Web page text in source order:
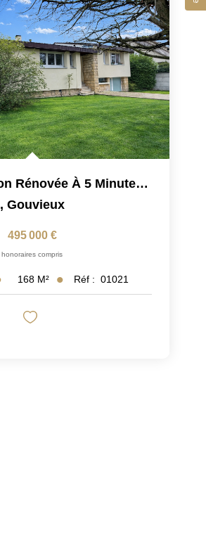
Élégante Maison Rénovée À 5 Minutes Du Centre De Gouvieux...
, Gouvieux
495 000 €
honoraires compris
168 M² Réf : 01021